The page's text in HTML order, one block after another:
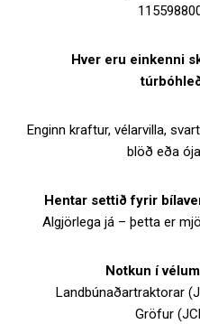
Hver eru einkenni
Enginn kraftur, vélarvilla,
blöð eða
Hentar settið fyrir
Algjörlega já – þetta er
Notkun í
Landbúnaðartraktorar
Gröfur